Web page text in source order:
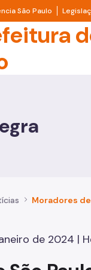
à informação
São Paulo Divisor
São
de 2024 |